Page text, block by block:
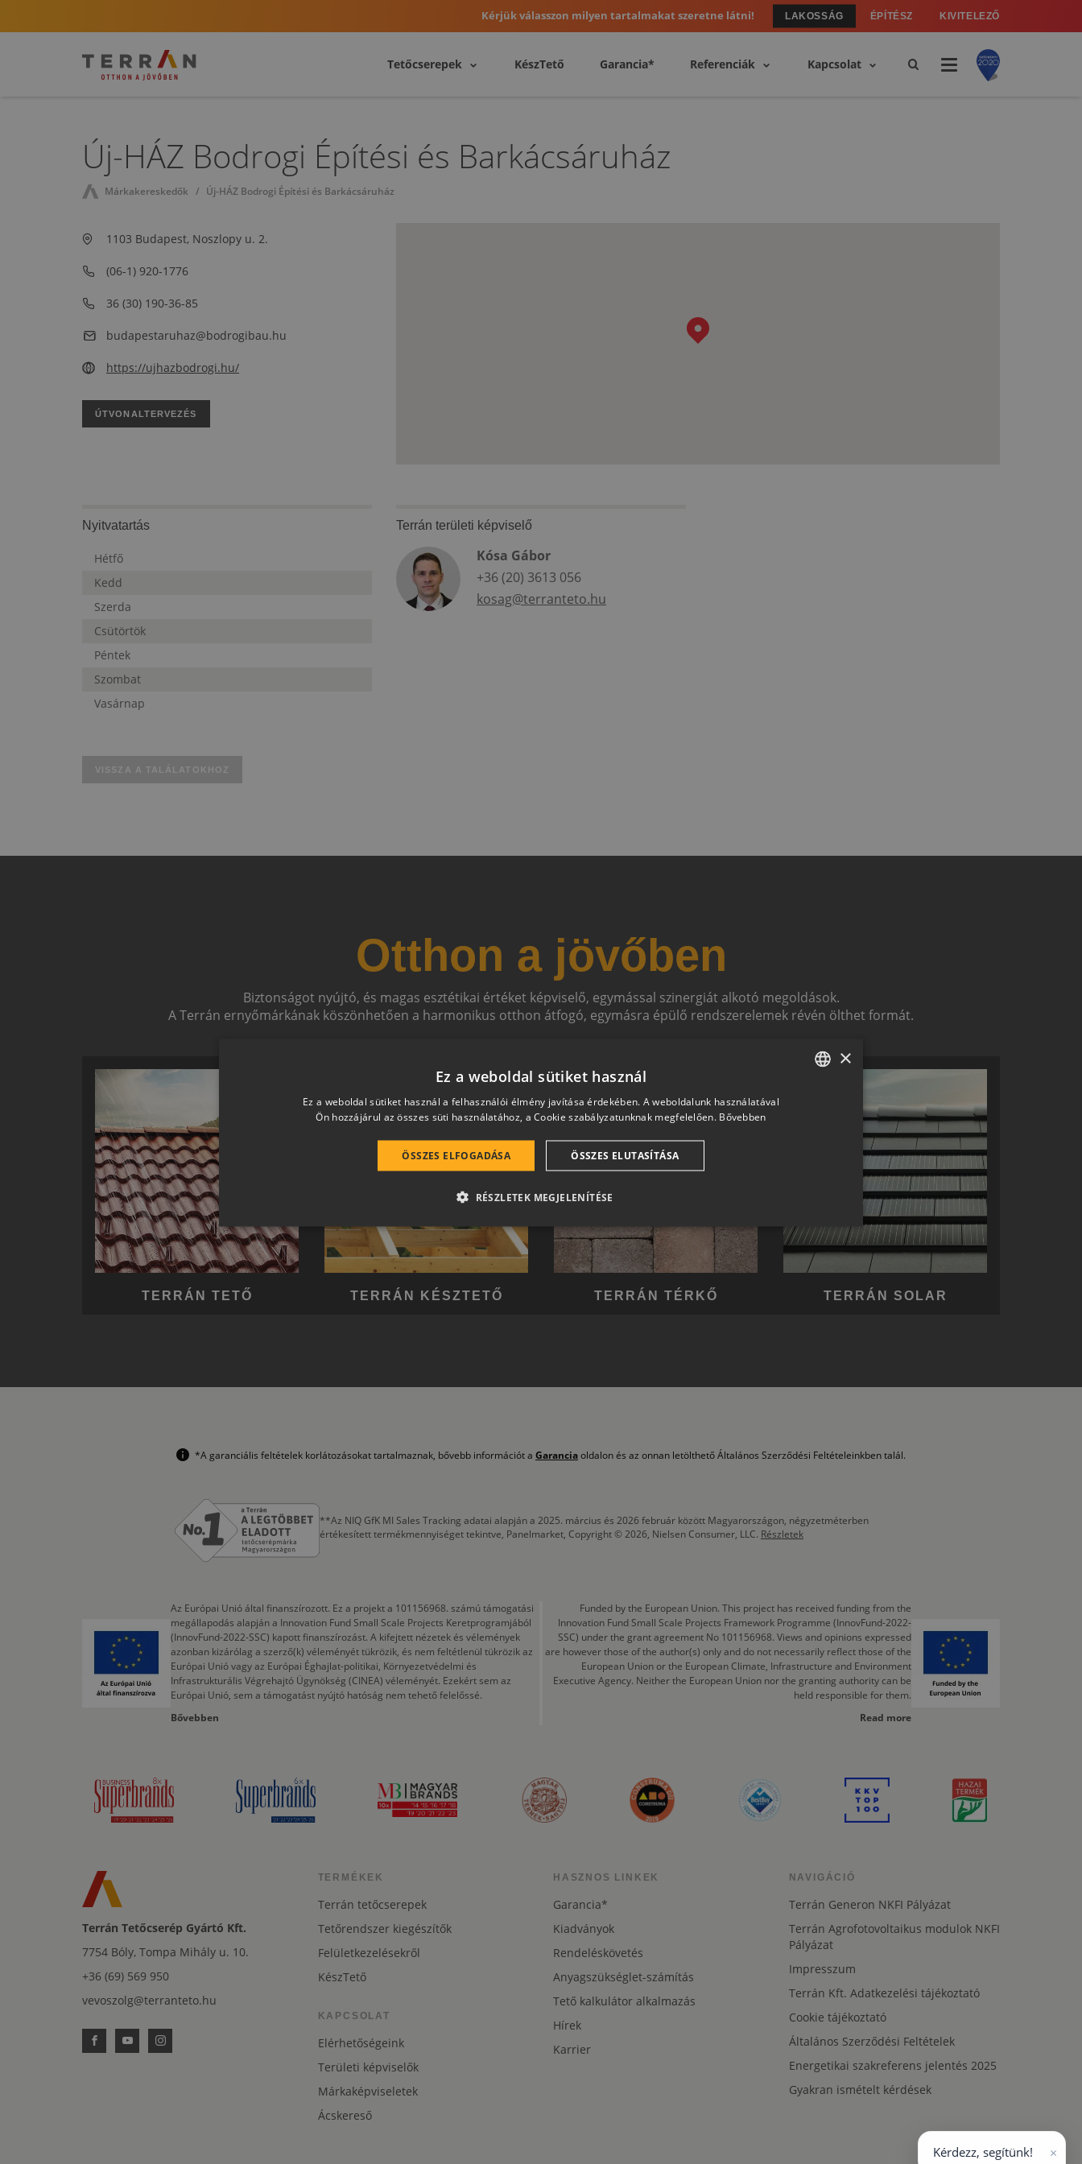
Kérjük válasszon milyen tartalmakat szeretne látni! LAKOSSÁG ÉPÍTÉSZ KIVITELEZŐ
Tetőcserepek KészTető Garancia* Referenciák Kapcsolat
Új-HÁZ Bodrogi Építési és Barkácsáruház
Márkakereskedők Új-HÁZ Bodrogi Építési és Barkácsáruház
1103 Budapest, Noszlopy u. 2.
(06-1) 920-1776
36 (30) 190-36-85
budapestaruhaz@bodrogibau.hu
https://ujhazbodrogi.hu/
ÚTVONALTERVEZÉS
Nyitvatartás
Hétfő
Kedd
Szerda
Csütörtök
Péntek
Szombat
Vasárnap
Terrán területi képviselő
Kósa Gábor
+36 (20) 3613 056
kosag@terranteto.hu
VISSZA A TALÁLATOKHOZ
Otthon a jövőben
Biztonságot nyújtó, és magas esztétikai értéket képviselő, egymással szinergiát alkotó megoldások.
A Terrán ernyőmárkának köszönhetően a harmonikus otthon átfogó, egymásra épülő rendszerelemek révén ölthet formát.
TERRÁN TETŐ TERRÁN KÉSZTETŐ TERRÁN TÉRKŐ TERRÁN SOLAR
*A garanciális feltételek korlátozásokat tartalmaznak, bővebb információt a Garanciaoldalon és az onnan letölthető Általános Szerződési Feltételeinkben talál.
**Az NIQ GfK MI Sales Tracking adatai alapján a 2025. március és 2026 február között Magyarországon, négyzetméterben
értékesített termékmennyiséget tekintve, Panelmarket, Copyright © 2026, Nielsen Consumer, LLC. Részletek
Az Európai Unió által finanszírozott. Ez a projekt a 101156968. számú támogatási
megállapodás alapján a Innovation Fund Small Scale Projects Keretprogramjából
(InnovFund-2022-SSC) kapott finanszírozást. A kifejtett nézetek és vélemények
azonban kizárólag a szerző(k) véleményét tükrözik, és nem feltétlenül tükrözik az
Európai Unió vagy az Európai Éghajlat-politikai, Környezetvédelmi és
Infrastrukturális Végrehajtó Ügynökség (CINEA) véleményét. Ezekért sem az
Európai Unió, sem a támogatást nyújtó hatóság nem tehető felelőssé.
Bővebben
Funded by the European Union. This project has received funding from the
Innovation Fund Small Scale Projects Framework Programme (InnovFund-2022-
SSC) under the grant agreement No 101156968. Views and opinions expressed
are however those of the author(s) only and do not necessarily reflect those of the
European Union or the European Climate, Infrastructure and Environment
Executive Agency. Neither the European Union nor the granting authority can be
held responsible for them.
Read more
Terrán Tetőcserép Gyártó Kft.
7754 Bóly, Tompa Mihály u. 10.
+36 (69) 569 950
vevoszolg@terranteto.hu
TERMÉKEK
Terrán tetőcserepek
Tetőrendszer kiegészítők
Felületkezelésekről
KészTető
KAPCSOLAT
Elérhetőségeink
Területi képviselők
Márkaképviseletek
Ácskereső
HASZNOS LINKEK
Garancia*
Kiadványok
Rendeléskövetés
Anyagszükséglet-számítás
Tető kalkulátor alkalmazás
Hírek
Karrier
NAVIGÁCIÓ
Terrán Generon NKFI Pályázat
Terrán Agrofotovoltaikus modulok NKFI
Pályázat
Impresszum
Terrán Kft. Adatkezelési tájékoztató
Cookie tájékoztató
Általános Szerződési Feltételek
Energetikai szakreferens jelentés 2025
Gyakran ismételt kérdések
Kérdezz, segítünk! ×
CROATIAN
×
Ez a weboldal sütiket használ
Ez a weboldal sütiket használ a felhasználói élmény javítása érdekében. A weboldalunk használatával
Ön hozzájárul az összes süti használatához, a Cookie szabályzatunknak megfelelően. Bővebben
ÖSSZES ELFOGADÁSA ÖSSZES ELUTASÍTÁSA
RÉSZLETEK MEGJELENÍTÉSE